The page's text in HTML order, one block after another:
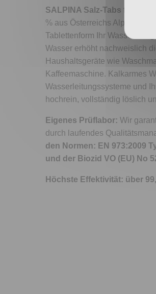
SALPINA Salz-Tabs für alle
% aus Österreichs Alpen.
Tablettenform Ihr Wasser auf
Wasser erhöht nachweislich
Haushaltsgeräte wie
Kaffeemaschine. Kalkarmes
Wasserleitungssysteme und
hochrein, vollständig löslich
Eigenes Prüflabor: Wir
durch laufendes
den Normen: EN 973:2009
und der Biozid VO (EU) No
Höchste Effektivität: über